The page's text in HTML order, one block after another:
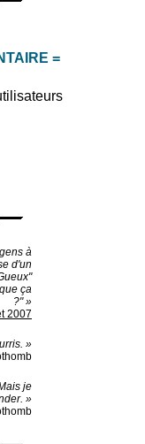
=
à
d'un
ça
?" »
2007
»
je
»